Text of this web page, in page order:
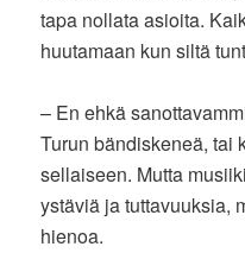
tapa nollata asioita.
huutamaan kun siltä
– En ehkä
Turun bändiskeneä, tai
sellaiseen. Mutta
ystäviä ja tuttavuuksia,
hienoa.